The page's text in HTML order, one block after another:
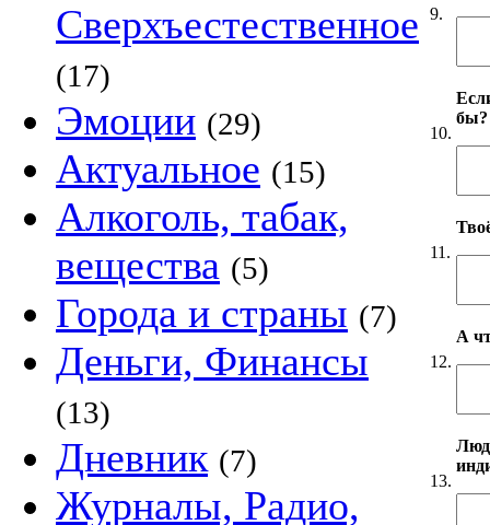
Сверхъестественное
(17)
Эмоции (29)
Актуальное (15)
Алкоголь, табак,
вещества (5)
Города и страны (7)
Деньги, Финансы
(13)
Дневник (7)
Журналы, Радио,
9.
10.
бы?
11.
12.
А
13.